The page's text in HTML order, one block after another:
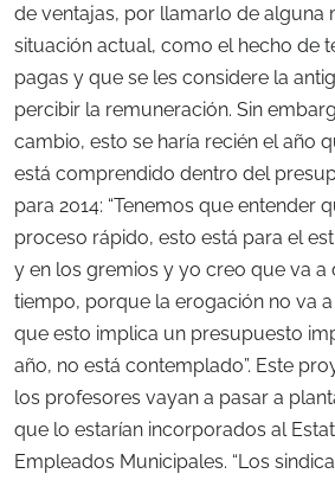
de ventajas, por llamarlo de alguna
situación actual, como el hecho de
pagas y que se les considere la
percibir la remuneración. Sin
cambio, esto se haría recién el año
está comprendido dentro del
para 2014: “Tenemos que entender
proceso rápido, esto está para el
y en los gremios y yo creo que va a
tiempo, porque la erogación no va
que esto implica un presupuesto
año, no está contemplado”. Este
los profesores vayan a pasar a
que lo estarían incorporados al
Empleados Municipales. “Los